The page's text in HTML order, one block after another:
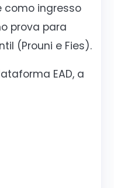
como ingresso
prova para
(Prouni e Fies).
EAD, a